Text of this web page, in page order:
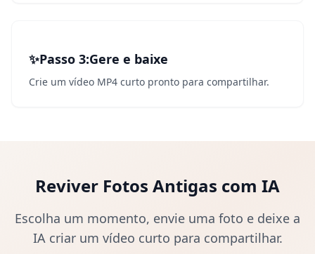
3
✨Passo 3:Gere e baixe
Crie um vídeo MP4 curto pronto para compartilhar.
Reviver Fotos Antigas com IA
Escolha um momento, envie uma foto e deixe a
IA criar um vídeo curto para compartilhar.